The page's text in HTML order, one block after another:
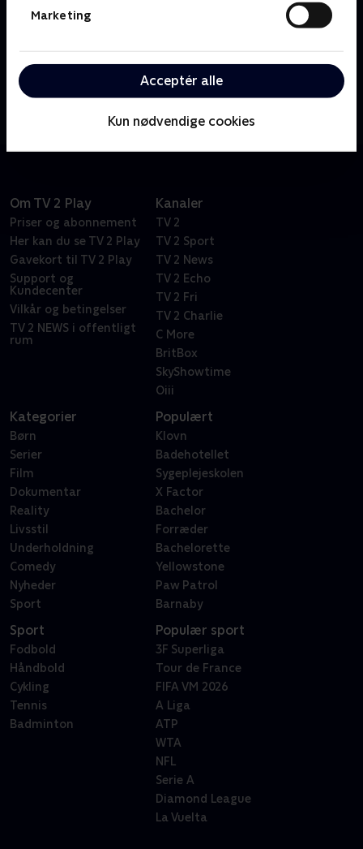
Marketing
Acceptér alle
Kun nødvendige cookies
De bedste venner Sten, Saks og Papir deler en
konkurrenceprægede natur betyder, at de skændes
om alt - både med naboerne og indbyrdes. De har en
særlig evne til at få små problemer til at vokse sig til
skøre katastrofer.
Om TV 2 Play
Priser og abonnement
Her kan du se TV 2 Play
Gavekort til TV 2 Play
Support og
Kundecenter
Vilkår og betingelser
TV 2 NEWS i offentligt
rum
Kanaler
TV 2
TV 2 Sport
TV 2 News
TV 2 Echo
TV 2 Fri
TV 2 Charlie
C More
BritBox
SkyShowtime
Oiii
Kategorier
Børn
Serier
Film
Dokumentar
Reality
Livsstil
Underholdning
Comedy
Nyheder
Sport
Populært
Klovn
Badehotellet
Sygeplejeskolen
X Factor
Bachelor
Forræder
Bachelorette
Yellowstone
Paw Patrol
Barnaby
Sport
Fodbold
Håndbold
Cykling
Tennis
Badminton
Populær sport
3F Superliga
Tour de France
FIFA VM 2026
A Liga
ATP
WTA
NFL
Serie A
Diamond League
La Vuelta